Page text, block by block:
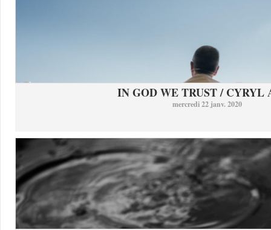
IN GOD WE TRUST / CYRYL
mercredi 22 janv. 2020